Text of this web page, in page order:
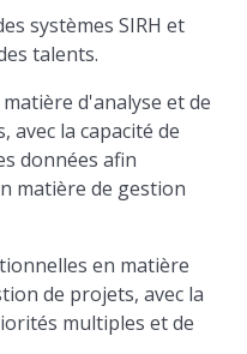
systèmes SIRH et
talents.
d'analyse et de
avec la capacité de
données afin
matière de gestion
en matière
de projets, avec la
multiples et de